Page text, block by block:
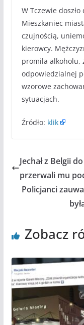
W Tczewie
Mieszkaniec
czujnością,
kierowcy.
promila alkoholu,
odpowiedzialnej
wzorowe
sytuacjach.
Źródło: klik
Jechał z Belgii
przerwali mu
Policjanci
Zobacz